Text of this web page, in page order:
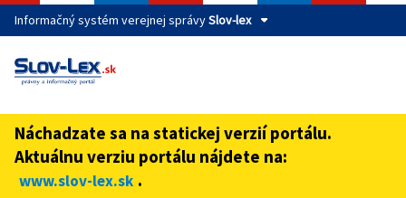
Informačný systém verejnej správySlov-lex
Táto stránka je zabezpečená
cez zabezpečenú webovú stránku verejnej správy SR.
Zabezpečená stránka vždy začína https:// pred názvom
domény webového sídla.
Náchadzate sa na statickej verzií portálu.
Aktuálnu verziu portálu nájdete na:
www.slov-lex.sk .